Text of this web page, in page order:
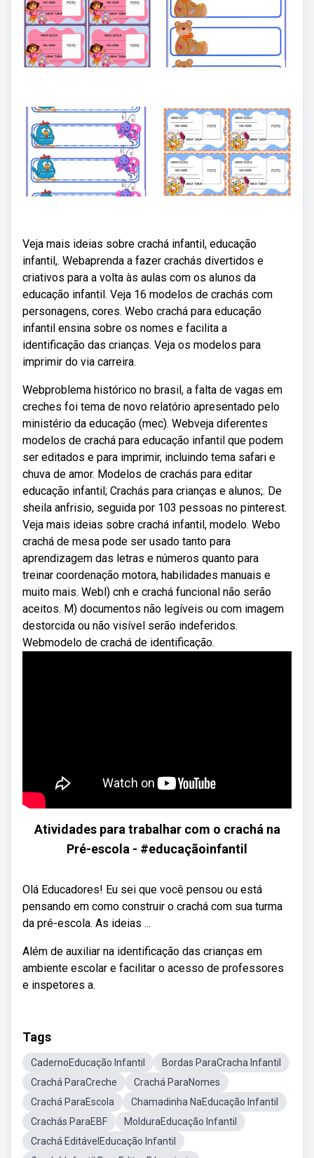
Veja mais ideias sobre crachá infantil, educação
infantil,. Webaprenda a fazer crachás divertidos e
criativos para a volta às aulas com os alunos da
educação infantil. Veja 16 modelos de crachás com
personagens, cores. Webo crachá para educação
infantil ensina sobre os nomes e facilita a
identificação das crianças. Veja os modelos para
imprimir do via carreira.
Webproblema histórico no brasil, a falta de vagas em
creches foi tema de novo relatório apresentado pelo
ministério da educação (mec). Webveja diferentes
modelos de crachá para educação infantil que podem
ser editados e para imprimir, incluindo tema safari e
chuva de amor. Modelos de crachás para editar
educação infantil; Crachás para crianças e alunos;. De
sheila anfrisio, seguida por 103 pessoas no pinterest.
Veja mais ideias sobre crachá infantil, modelo. Webo
crachá de mesa pode ser usado tanto para
aprendizagem das letras e números quanto para
treinar coordenação motora, habilidades manuais e
muito mais. Webl) cnh e crachá funcional não serão
aceitos. M) documentos não legíveis ou com imagem
destorcida ou não visível serão indeferidos.
Webmodelo de crachá de identificação.
Atividades para trabalhar com o crachá na
Pré-escola - #educaçãoinfantil
Olá Educadores! Eu sei que você pensou ou está
pensando em como construir o crachá com sua turma
da pré-escola. As ideias ...
Além de auxiliar na identificação das crianças em
ambiente escolar e facilitar o acesso de professores
e inspetores a.
Tags
CadernoEducação Infantil
Bordas ParaCracha Infantil
Crachá ParaCreche
Crachá ParaNomes
Crachá ParaEscola
Chamadinha NaEducação Infantil
Crachás ParaEBF
MolduraEducação Infantil
Crachá EditávelEducação Infantil